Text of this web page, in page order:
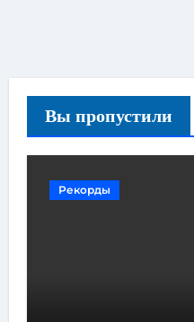
Вы пропустили
Рекорды